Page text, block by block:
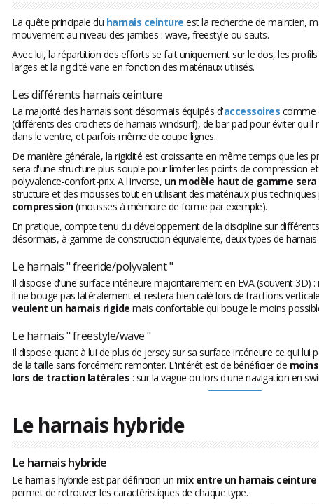
La quête principale du harnais ceinture est la recherche de maintien,
mouvement au niveau des jambes : wave, freestyle ou sauts.
Avec lui, la répartition des efforts se fait uniquement sur le dos, les
larges et la rigidité varie en fonction des matériaux utilisés.
Les différents harnais ceinture
La majorité des harnais sont désormais équipés d'accessoires comme
(différents des crochets de harnais windsurf), de bar pad pour éviter qu'il
dans le ventre, et parfois même de coupe lignes.
De manière générale, la rigidité est croissante en même temps que les
sera d'une structure plus souple pour limiter les points de compression
polyvalence-confort-prix. A l'inverse, un modèle haut de gamme
structure et des mousses tout en utilisant des matériaux plus techniques
compression(mousses à mémoire de forme par exemple).
En pratique, compte tenu du développement de la discipline sur
désormais, à gamme de construction équivalente, deux types de harnais
Le harnais " freeride/polyvalent "
Il dispose d'une surface intérieure majoritairement en EVA (souvent 3D)
il ne bouge pas latéralement et restera bien calé lors de tractions
veulent un harnais rigide mais confortable qui bouge le moins
Le harnais " freestyle/wave "
Il dispose quant à lui de plus de jersey sur sa surface intérieure ce qui
de la taille sans forcément remonter. L'intérêt est de bénéficier de
lors de traction latérales : sur la vague ou lors d'une navigation en
Le harnais hybride
Le harnais hybride
Le harnais hybride est par définition un mix entre un harnais
permet de retrouver les caractéristiques de chaque type.